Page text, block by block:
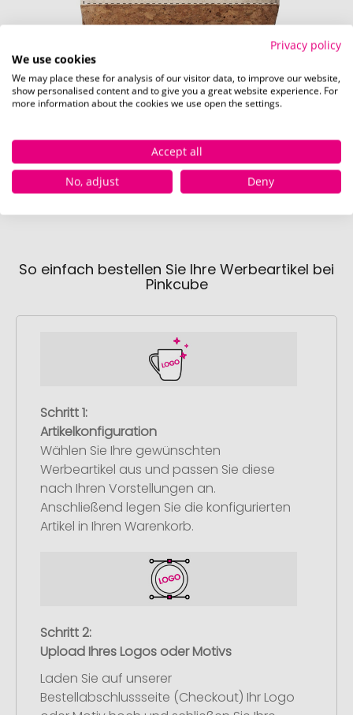
So einfach bestellen Sie Ihre Werbeartikel bei
Pinkcube
Schritt 1:
Artikelkonfiguration
Wählen Sie Ihre gewünschten
Werbeartikel aus und passen Sie diese
nach Ihren Vorstellungen an.
Anschließend legen Sie die konfigurierten
Artikel in Ihren Warenkorb.
Schritt 2:
Upload Ihres Logos oder Motivs
Laden Sie auf unserer
Bestellabschlussseite (Checkout) Ihr Logo
Privacy policy
We use cookies
We may place these for analysis of our visitor data, to improve our website,
show personalised content and to give you a great website experience. For
more information about the cookies we use open the settings.
Accept all
No, adjust
Deny